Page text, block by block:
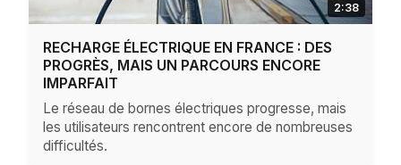
2:38
RECHARGE ÉLECTRIQUE EN FRANCE : DES
PROGRÈS, MAIS UN PARCOURS ENCORE
IMPARFAIT
Le réseau de bornes électriques progresse, mais
les utilisateurs rencontrent encore de nombreuses
difficultés.